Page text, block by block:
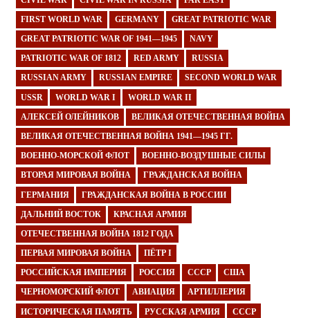
FIRST WORLD WAR GERMANY GREAT PATRIOTIC WAR
GREAT PATRIOTIC WAR OF 1941—1945 NAVY
PATRIOTIC WAR OF 1812 RED ARMY RUSSIA
RUSSIAN ARMY RUSSIAN EMPIRE SECOND WORLD WAR
USSR WORLD WAR I WORLD WAR II
АЛЕКСЕЙ ОЛЕЙНИКОВ ВЕЛИКАЯ ОТЕЧЕСТВЕННАЯ ВОЙНА
ВЕЛИКАЯ ОТЕЧЕСТВЕННАЯ ВОЙНА 1941—1945 ГГ.
ВОЕННО-МОРСКОЙ ФЛОТ ВОЕННО-ВОЗДУШНЫЕ СИЛЫ
ВТОРАЯ МИРОВАЯ ВОЙНА ГРАЖДАНСКАЯ ВОЙНА
ГЕРМАНИЯ ГРАЖДАНСКАЯ ВОЙНА В РОССИИ
ДАЛЬНИЙ ВОСТОК КРАСНАЯ АРМИЯ
ОТЕЧЕСТВЕННАЯ ВОЙНА 1812 ГОДА
ПЕРВАЯ МИРОВАЯ ВОЙНА ПЁТР I
РОССИЙСКАЯ ИМПЕРИЯ РОССИЯ СССР США
ЧЕРНОМОРСКИЙ ФЛОТ АВИАЦИЯ АРТИЛЛЕРИЯ
ИСТОРИЧЕСКАЯ ПАМЯТЬ РУССКАЯ АРМИЯ СССР